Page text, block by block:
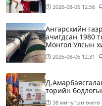
2026-08-06 12:56
Ангарскийн
ачигдсан 1980
Монгол Улсын
2026-08-06 12:31
төрийн
38 минутын өмнө